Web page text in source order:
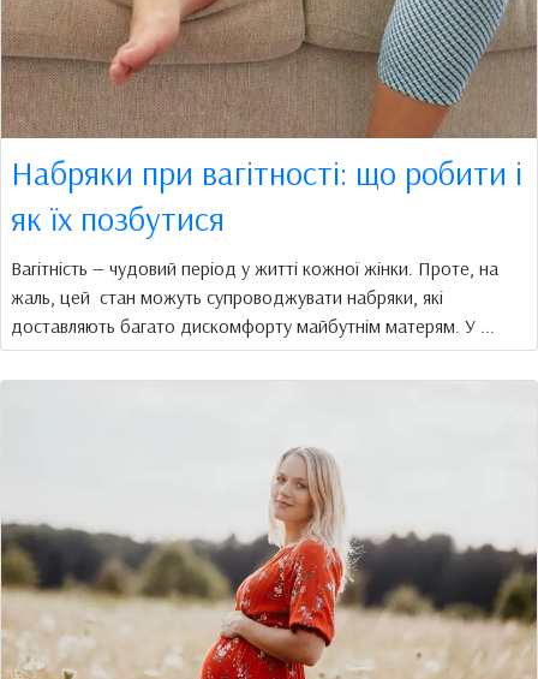
Набряки при вагітності: що робити і
як їх позбутися
Вагітність — чудовий період у житті кожної жінки. Проте, на
жаль, цей стан можуть супроводжувати набряки, які
доставляють багато дискомфорту майбутнім матерям. У ...